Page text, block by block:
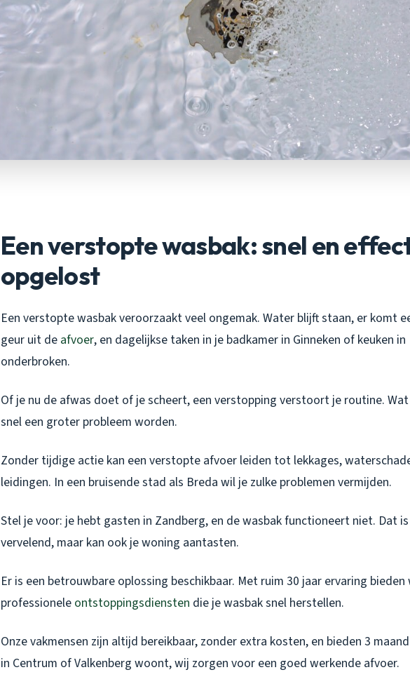
Een verstopte wasbak: snel en
opgelost
Een verstopte wasbak veroorzaakt veel ongemak. Water blijft staan, er komt
geur uit de afvoer, en dagelijkse taken in je badkamer in Ginneken of keuken
onderbroken.
Of je nu de afwas doet of je scheert, een verstopping verstoort je routine.
snel een groter probleem worden.
Zonder tijdige actie kan een verstopte afvoer leiden tot lekkages,
leidingen. In een bruisende stad als Breda wil je zulke problemen vermijden.
Stel je voor: je hebt gasten in Zandberg, en de wasbak functioneert niet. Dat
vervelend, maar kan ook je woning aantasten.
Er is een betrouwbare oplossing beschikbaar. Met ruim 30 jaar ervaring
professionele ontstoppingsdiensten die je wasbak snel herstellen.
Onze vakmensen zijn altijd bereikbaar, zonder extra kosten, en bieden 3
in Centrum of Valkenberg woont, wij zorgen voor een goed werkende afvoer.